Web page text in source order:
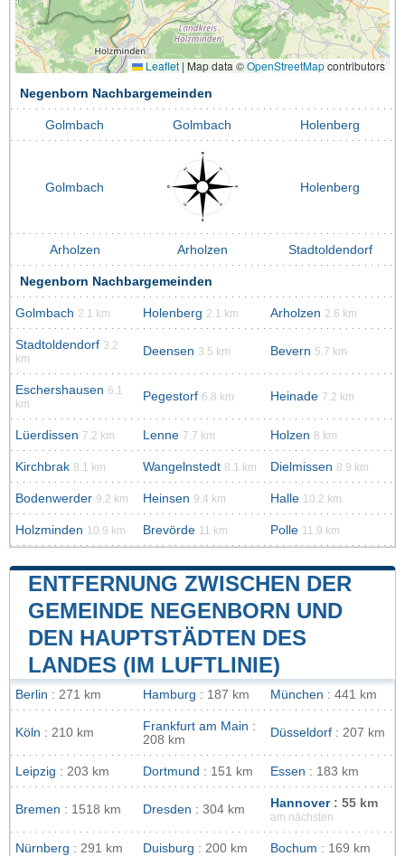
Leaflet | Map data ©OpenStreetMapcontributors
Negenborn Nachbargemeinden
Golmbach Golmbach Holenberg
Golmbach Holenberg
Arholzen Arholzen Stadtoldendorf
Negenborn Nachbargemeinden
Golmbach 2.1 km Holenberg 2.1 km Arholzen 2.6 km
Stadtoldendorf 3.2
km
Deensen 3.5 km Bevern 5.7 km
Eschershausen 6.1
km
Pegestorf 6.8 km Heinade 7.2 km
Lüerdissen 7.2 km Lenne 7.7 km Holzen 8 km
Kirchbrak 8.1 km Wangelnstedt 8.1 km Dielmissen 8.9 km
Bodenwerder 9.2 km Heinsen 9.4 km Halle 10.2 km
Holzminden 10.9 km Brevörde 11 km Polle 11.9 km
ENTFERNUNG ZWISCHEN DER
GEMEINDE NEGENBORN UND
DEN HAUPTSTÄDTEN DES
LANDES (IM LUFTLINIE)
Berlin : 271 km Hamburg : 187 km München : 441 km
Köln : 210 km Frankfurt am Main :
208 km
Düsseldorf : 207 km
Leipzig : 203 km Dortmund : 151 km Essen : 183 km
Bremen : 1518 km Dresden : 304 km Hannover: 55 km
am nächsten
Nürnberg : 291 km Duisburg : 200 km Bochum : 169 km